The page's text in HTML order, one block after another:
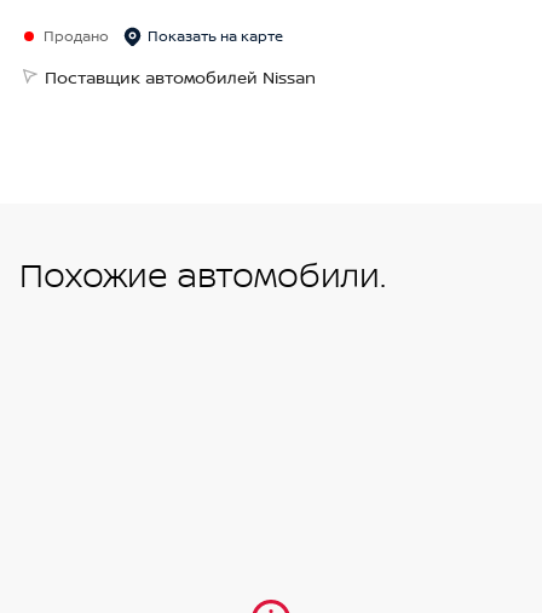
Продано Показать на карте
Поставщик автомобилей Nissan
Похожие автомобили.